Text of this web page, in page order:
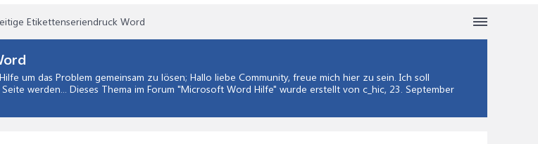
Etikettenseriendruck Word
um das Problem gemeinsam zu lösen; Hallo liebe Community, freue mich hier zu sein. Ich soll
werden... Dieses Thema im Forum "Microsoft Word Hilfe" wurde erstellt von c_hic, 23. September